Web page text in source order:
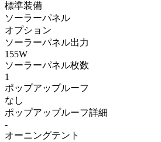
標準装備
ソーラーパネル
オプション
ソーラーパネル出力
155W
ソーラーパネル枚数
1
ポップアップルーフ
なし
ポップアップルーフ詳細
-
オーニングテント